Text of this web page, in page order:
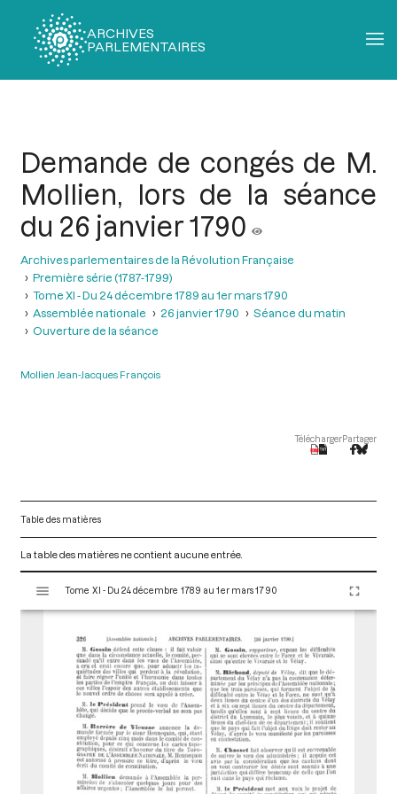
ARCHIVES
PARLEMENTAIRES
Demande de congés de M.
Mollien, lors de la séance
du 26 janvier 1790
Archives parlementaires de la Révolution Française
Première série (1787-1799)
Tome XI - Du 24 décembre 1789 au 1er mars 1790
Assemblée nationale
26 janvier 1790
Séance du matin
Ouverture de la séance
Mollien Jean-Jacques François
TéléchargerPartager
Table des matières
La table des matières ne contient aucune entrée.
s
Tome XI - Du 24 décembre 1789 au 1er mars 1790